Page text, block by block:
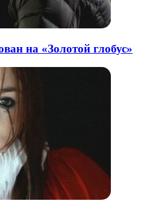
на «Золотой глобус»